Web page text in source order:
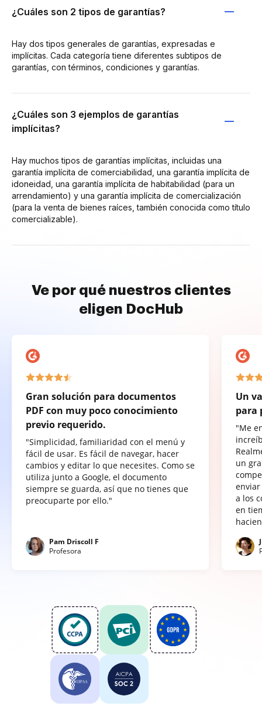
¿Cuáles son 2 tipos de garantías?
Hay dos tipos generales de garantías, expresadas e
implícitas. Cada categoría tiene diferentes subtipos de
garantías, con términos, condiciones y garantías.
¿Cuáles son 3 ejemplos de garantías
implícitas?
Hay muchos tipos de garantías implícitas, incluidas una
garantía implícita de comerciabilidad, una garantía implícita de
idoneidad, una garantía implícita de habitabilidad (para un
arrendamiento) y una garantía implícita de comercialización
(para la venta de bienes raíces, también conocida como título
comercializable).
Ve por qué nuestros clientes
eligen DocHub
Gran solución para documentos
PDF con muy poco conocimiento
previo requerido.
"Simplicidad, familiaridad con el menú y
fácil de usar. Es fácil de navegar, hacer
cambios y editar lo que necesites. Como se
utiliza junto a Google, el documento
siempre se guarda, así que no tienes que
preocuparte por ello."
Pam Driscoll F
Profesora
Un
para
"Me
un
a los
en